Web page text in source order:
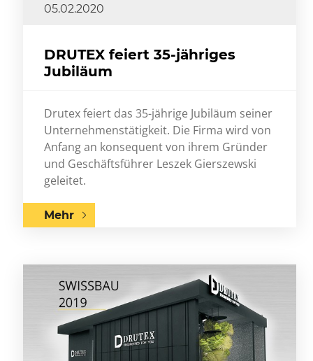
05.02.2020
DRUTEX feiert 35-jähriges
Jubiläum
Drutex feiert das 35-jährige Jubiläum seiner
Unternehmenstätigkeit. Die Firma wird von
Anfang an konsequent von ihrem Gründer
und Geschäftsführer Leszek Gierszewski
geleitet.
Mehr